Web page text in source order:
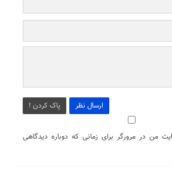
ارسال نظر پاک کردن !
من در مرورگر برای زمانی که دوباره دیدگاهی